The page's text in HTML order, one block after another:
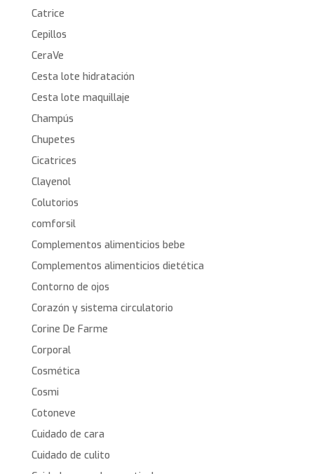
Catrice
Cepillos
CeraVe
Cesta lote hidratación
Cesta lote maquillaje
Champús
Chupetes
Cicatrices
Clayenol
Colutorios
comforsil
Complementos alimenticios bebe
Complementos alimenticios dietética
Contorno de ojos
Corazón y sistema circulatorio
Corine De Farme
Corporal
Cosmética
Cosmi
Cotoneve
Cuidado de cara
Cuidado de culito